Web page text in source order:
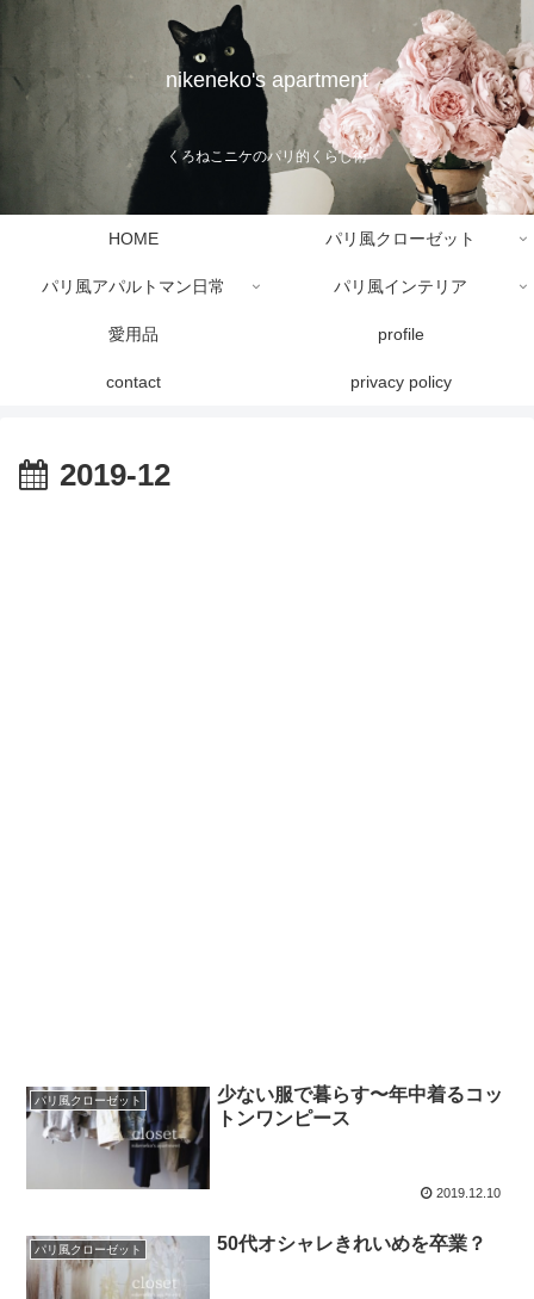
nikeneko's apartment
くろねこニケのパリ的くらし術
HOME パリ風クローゼット
パリ風アパルトマン日常 パリ風インテリア
愛用品 profile
contact privacy policy
2019-12
パリ風クローゼット
少ない服で暮らす〜年中着るコッ
トンワンピース
2019.12.10
パリ風クローゼット 50代オシャレきれいめを卒業？